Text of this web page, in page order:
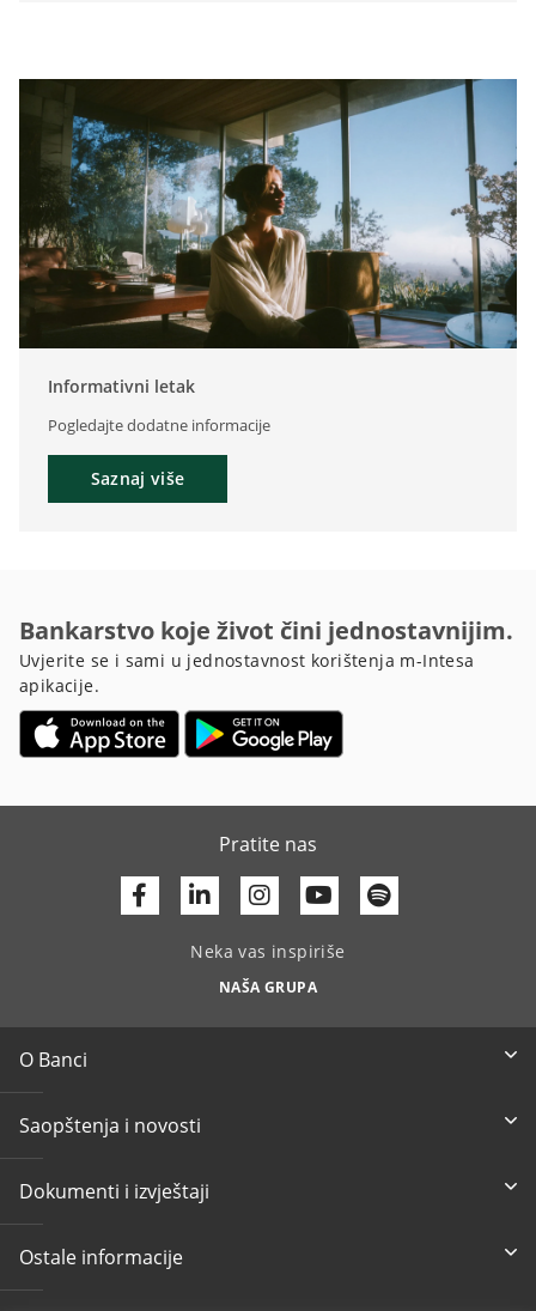
Informativni letak
Pogledajte dodatne informacije
Saznaj više
Bankarstvo koje život čini jednostavnijim.
Uvjerite se i sami u jednostavnost korištenja m-Intesa
apikacije.
Pratite nas
Facebook
Linkedin Youtube
Neka vas inspiriše
NAŠA GRUPA
O Banci
Saopštenja i novosti
Dokumenti i izvještaji
Ostale informacije